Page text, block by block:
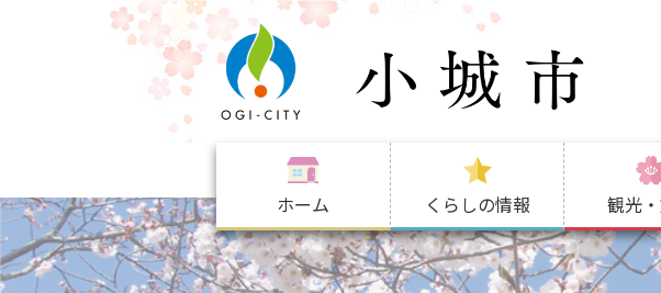
ホーム くらしの情報 観光